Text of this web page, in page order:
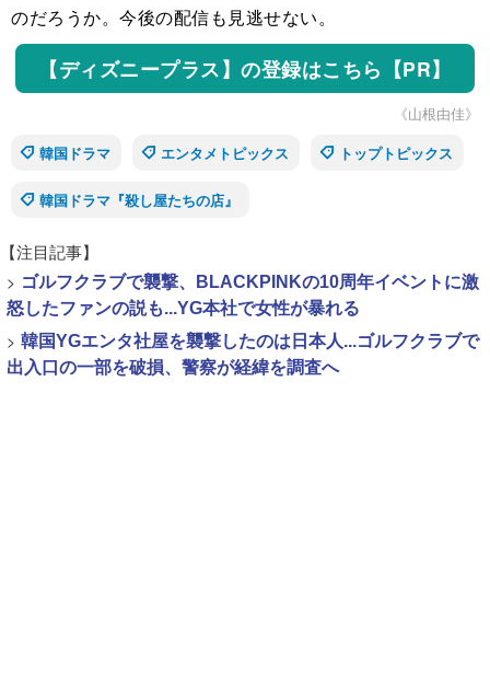
のだろうか。今後の配信も見逃せない。
【ディズニープラス】の登録はこちら【PR】
《山根由佳》
韓国ドラマ
エンタメトピックス トップトピックス
韓国ドラマ『殺し屋たちの店』
【注目記事】
> ゴルフクラブで襲撃、BLACKPINKの10周年イベントに激
怒したファンの説も...YG本社で女性が暴れる
> 韓国YGエンタ社屋を襲撃したのは日本人...ゴルフクラブで
出入口の一部を破損、警察が経緯を調査へ